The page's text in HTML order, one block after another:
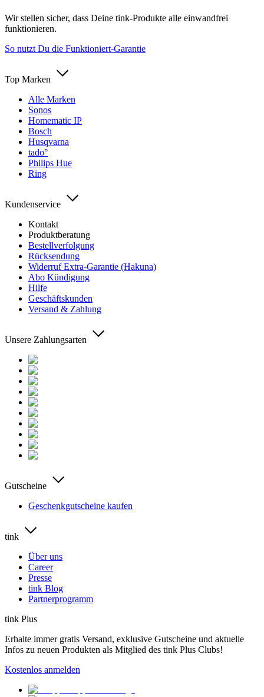
Wir stellen sicher, dass Deine tink-Produkte alle einwandfrei
funktionieren.
So nutzt Du die Funktioniert-Garantie
Top Marken
Alle Marken
Sonos
Homematic IP
Bosch
Husqvarna
tado°
Philips Hue
Ring
Kundenservice
Kontakt
Produktberatung
Bestellverfolgung
Rücksendung
Widerruf Extra-Garantie (Hakuna)
Abo Kündigung
Hilfe
Geschäftskunden
Versand & Zahlung
Unsere Zahlungsarten
Gutscheine
Geschenkgutscheine kaufen
tink
Über uns
Career
Presse
tink Blog
Partnerprogramm
tink Plus
Erhalte immer gratis Versand, exklusive Gutscheine und aktuelle
Infos zu neuen Produkten als Mitglied des tink Plus Clubs!
Kostenlos anmelden